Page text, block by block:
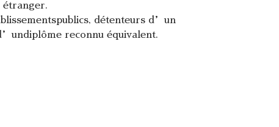
détenteurs d’un
reconnu équivalent.